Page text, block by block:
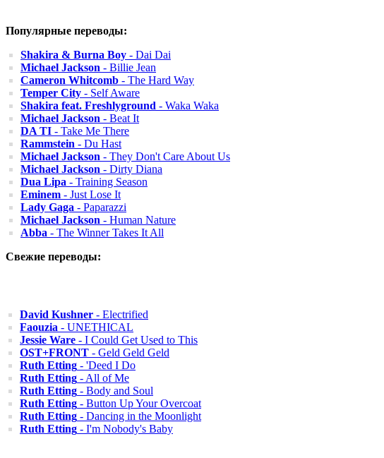
Популярные переводы:
Shakira & Burna Boy - Dai Dai
Michael Jackson - Billie Jean
Cameron Whitcomb - The Hard Way
Temper City - Self Aware
Shakira feat. Freshlyground - Waka Waka
Michael Jackson - Beat It
DA TI - Take Me There
Rammstein - Du Hast
Michael Jackson - They Don't Care About Us
Michael Jackson - Dirty Diana
Dua Lipa - Training Season
Eminem - Just Lose It
Lady Gaga - Paparazzi
Michael Jackson - Human Nature
Abba - The Winner Takes It All
Свежие переводы:
David Kushner - Electrified
Faouzia - UNETHICAL
Jessie Ware - I Could Get Used to This
OST+FRONT - Geld Geld Geld
Ruth Etting - 'Deed I Do
Ruth Etting - All of Me
Ruth Etting - Body and Soul
Ruth Etting - Button Up Your Overcoat
Ruth Etting - Dancing in the Moonlight
Ruth Etting - I'm Nobody's Baby